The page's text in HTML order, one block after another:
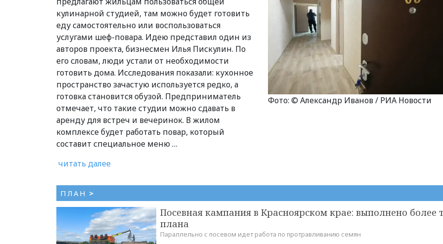
кулинарной студией, там можно будет готовить
еду самостоятельно или воспользоваться
услугами шеф-повара. Идею представил один из
авторов проекта, бизнесмен Илья Пискулин. По
его словам, люди устали от необходимости
готовить дома. Исследования показали: кухонное
пространство зачастую используется редко, а
готовка становится обузой. Предприниматель
отмечает, что такие студии можно сдавать в
аренду для встреч и вечеринок. В жилом
комплексе будет работать повар, который
составит специальное меню …
читать далее
Фото: © Александр Иванов / РИА Новости
ПЛАН >
Посевная кампания в Красноярском крае: выполнено более
плана
Параллельно с посевом идет работа по протравливанию семян